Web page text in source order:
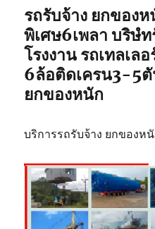
3-
5ตัน
รถรับจ้าง ยกของ
พิเศษ6เพลา บริษํ
โรงงาน รถเทลเล
6ล้อติดเครน3-5ตั
ยกของหนัก
บริการรถรับจ้าง ยกของห